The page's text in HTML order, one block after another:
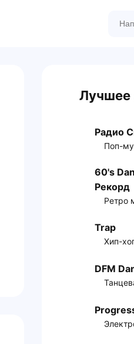
Лучшее
Радио
Поп-
60's
Рекорд
Ретро
Trap
Хип-
DFM